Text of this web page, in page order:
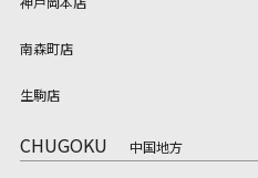
南森町店
生駒店
CHUGOKU 中国地方